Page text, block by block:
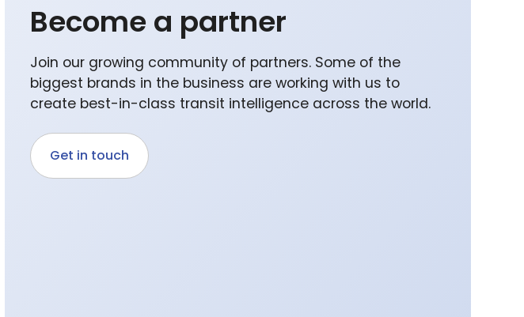
Become a partner
Join our growing community of partners. Some of the
biggest brands in the business are working with us to
create best-in-class transit intelligence across the world.
Get in touch